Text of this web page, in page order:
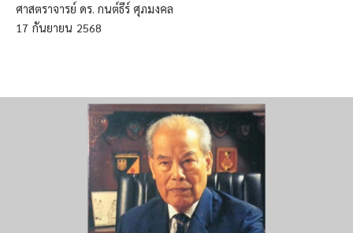
ศาสตราจารย์ ดร. กนต์ธีร์ ศุภมงคล
17 กันยายน 2568